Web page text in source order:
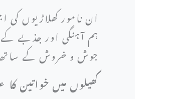
ان نامور کھلاڑیوں
ہم آہنگی اور جذبے
جوش و خروش کے ساتھ
کھیلوں میں خواتین